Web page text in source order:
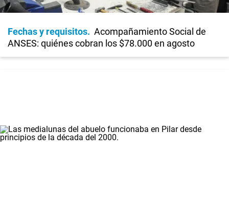
Fechas y requisitos
Acompañamiento Social de
ANSES: quiénes cobran los $78.000 en agosto